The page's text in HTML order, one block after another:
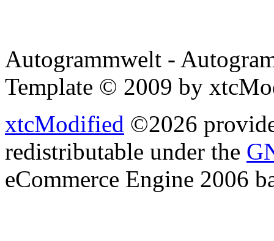
Autogrammwelt -
Template © 2009 by
xtcModified ©2026
redistributable under the
eCommerce Engine 2006